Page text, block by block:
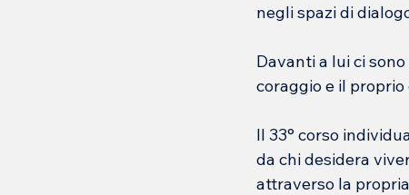
negli spazi di
Davanti a lui ci
coraggio e il proprio
Il 33° corso
da chi desidera
attraverso la